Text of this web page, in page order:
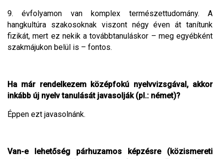
9. évfolyamon van komplex természettudomány. A
hangkultúra szakosoknak viszont négy éven át tanítunk
fizikát, mert ez nekik a továbbtanuláskor – meg egyébként
szakmájukon belül is – fontos.
Ha már rendelkezem középfokú nyelvvizsgával, akkor
inkább új nyelv tanulását javasolják (pl.: német)?
Éppen ezt javasolnánk.
Van-e lehetőség párhuzamos képzésre (közismereti